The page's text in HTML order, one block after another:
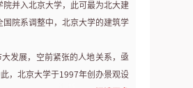
并入北京大学，此可最为北大建
院系调整中，北京大学的建筑学
发展，空前紧张的人地关系，亟
，北京大学于1997年创办景观设
设计—北京大学生态文明大师讲坛